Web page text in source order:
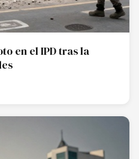
en el IPD tras la